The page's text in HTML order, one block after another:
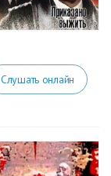
Слушать онлайн